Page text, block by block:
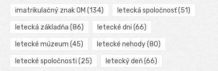
imatrikulačný znak OM (134) letecká spoločnosť(51)
letecká základňa (86) letecké dni (66)
letecké múzeum (45) letecké nehody(80)
letecké spoločnosti (25) letecký deň(66)